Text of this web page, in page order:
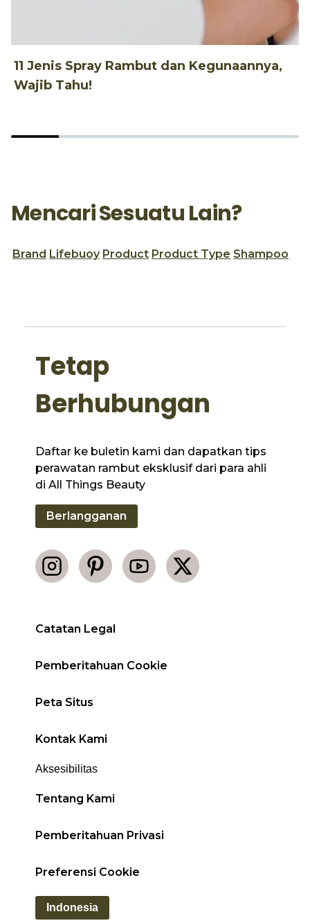
11 Jenis Spray Rambut dan Kegunaannya,
Wajib Tahu!
Mencari Sesuatu Lain?
Brand Lifebuoy Product Product Type Shampoo
Catatan Legal
Pemberitahuan Cookie
Peta Situs
Kontak Kami
Aksesibilitas
Tentang Kami
Pemberitahuan Privasi
Preferensi Cookie
Tetap
Berhubungan
Daftar ke buletin kami dan dapatkan tips
perawatan rambut eksklusif dari para ahli
di All Things Beauty
Berlangganan
Indonesia